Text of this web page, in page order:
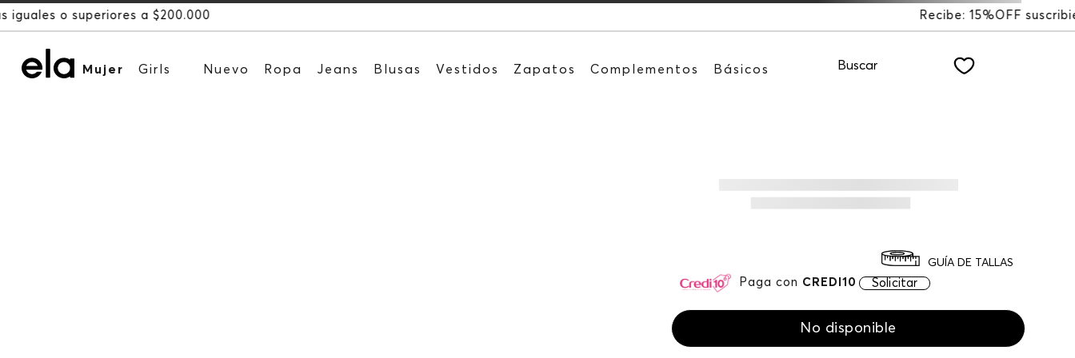
Recibe: 15%OFF suscribiéndote a nuestro NEWSLETTER
Mujer Girls Nuevo Ropa Jeans Blusas Vestidos Zapatos Complementos Básicos Buscar
Paga con CREDI10 Solicitar
GUÍA DE TALLAS
No disponible